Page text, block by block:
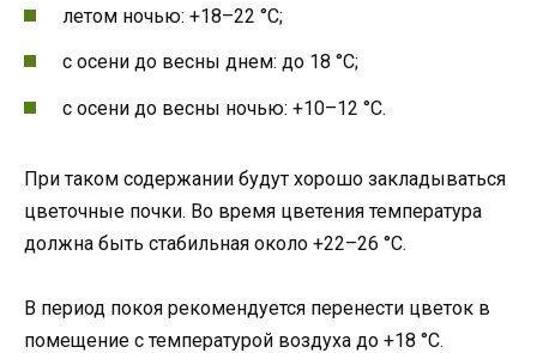
летом ночью: +18–22 °C;
с осени до весны днем: до 18 °C;
с осени до весны ночью: +10–12 °C.
При таком содержании будут хорошо закладываться
цветочные почки. Во время цветения температура
должна быть стабильная около +22–26 °C.
В период покоя рекомендуется перенести цветок в
помещение с температурой воздуха до +18 °C.